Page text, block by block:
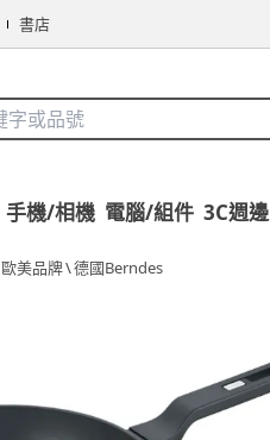
書店
手機/相機 電腦/組件 3C週邊
歐美品牌\德國Berndes